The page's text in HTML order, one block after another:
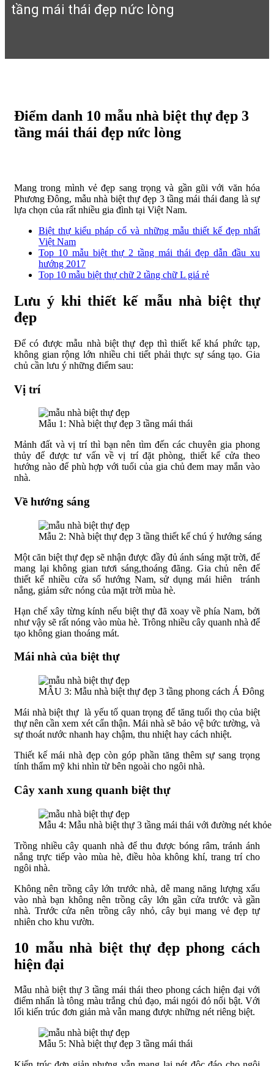
tầng mái thái đẹp nức lòng
Điểm danh 10 mẫu nhà biệt thự đẹp 3
tầng mái thái đẹp nức lòng
Mang trong mình vẻ đẹp sang trọng và gần gũi với văn hóa
Phương Đông, mẫu nhà biệt thự đẹp 3 tầng mái thái đang là sự
lựa chọn của rất nhiều gia đình tại Việt Nam.
Biệt thự kiểu pháp cổ và những mẫu thiết kế đẹp nhất
Việt Nam
Top 10 mẫu biệt thự 2 tầng mái thái đẹp dẫn đầu xu
hướng 2017
Top 10 mẫu biệt thự chữ 2 tầng chữ L giá rẻ
Lưu ý khi thiết kế mẫu nhà biệt thự
đẹp
Để có được mẫu nhà biệt thự đẹp thì thiết kế khá phức tạp,
không gian rộng lớn nhiều chi tiết phải thực sự sáng tạo. Gia
chủ cần lưu ý những điểm sau:
Vị trí
Mẫu 1: Nhà biệt thự đẹp 3 tầng mái thái
Mảnh đất và vị trí thì bạn nên tìm đến các chuyên gia phong
thủy để được tư vấn về vị trí đặt phòng, thiết kế cửa theo
hướng nào để phù hợp với tuổi của gia chủ đem may mắn vào
nhà.
Về hướng sáng
Mẫu 2: Nhà biệt thự đẹp 3 tầng thiết kế chú ý hướng sáng
Một căn biệt thự đẹp sẽ nhận được đầy đủ ánh sáng mặt trời, để
mang lại không gian tươi sáng,thoáng đãng. Gia chủ nên để
thiết kế nhiều cửa sổ hướng Nam, sử dụng mái hiên tránh
nắng, giảm sức nóng của mặt trời mùa hè.
Hạn chế xây từng kính nếu biệt thự đã xoay về phía Nam, bởi
như vậy sẽ rất nóng vào mùa hè. Trông nhiều cây quanh nhà để
tạo không gian thoáng mát.
Mái nhà của biệt thự
MẪU 3: Mẫu nhà biệt thự đẹp 3 tầng phong cách Á Đông
Mái nhà biệt thự là yếu tố quan trọng để tăng tuổi thọ của biệt
thự nên cần xem xét cẩn thận. Mái nhà sẽ bảo vệ bức tường, và
sự thoát nước nhanh hay chậm, thu nhiệt hay cách nhiệt.
Thiết kế mái nhà đẹp còn góp phần tăng thêm sự sang trọng
tính thẩm mỹ khi nhìn từ bên ngoài cho ngôi nhà.
Cây xanh xung quanh biệt thự
Mẫu 4: Mẫu nhà biệt thự 3 tầng mái thái với đường nét khỏe
Trồng nhiều cây quanh nhà để thu được bóng râm, tránh ánh
nắng trực tiếp vào mùa hè, điều hòa không khí, trang trí cho
ngôi nhà.
Không nên trồng cây lớn trước nhà, dễ mang năng lượng xấu
vào nhà bạn không nên trồng cây lớn gần cửa trước và gần
nhà. Trước cửa nên trồng cây nhỏ, cây bụi mang vẻ đẹp tự
nhiên cho khu vườn.
10 mẫu nhà biệt thự đẹp phong cách
hiện đại
Mẫu nhà biệt thự 3 tầng mái thái theo phong cách hiện đại với
điểm nhấn là tông màu trắng chủ đạo, mái ngói đỏ nổi bật. Với
lối kiến trúc đơn giản mà vẫn mang được những nét riêng biệt.
Mẫu 5: Nhà biệt thự đẹp 3 tầng mái thái